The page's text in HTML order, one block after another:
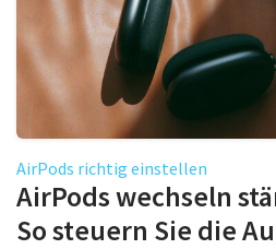
AirPods richtig einstellen
AirPods wechseln
So steuern Sie die